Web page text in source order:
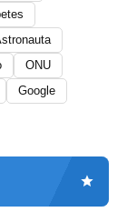
ONU
Google